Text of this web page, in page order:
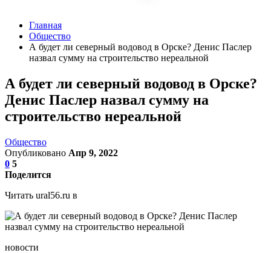
Главная
Общество
А будет ли северный водовод в Орске? Денис Паслер
назвал сумму на строительство нереальной
А будет ли северный водовод в Орске?
Денис Паслер назвал сумму на
строительство нереальной
Общество
Опубликовано Апр 9, 2022
0 5
Поделится
Читать ural56.ru в
новости